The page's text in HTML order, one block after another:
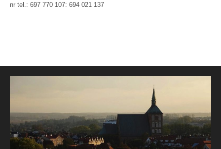
nr tel.: 697 770 107: 694 021 137